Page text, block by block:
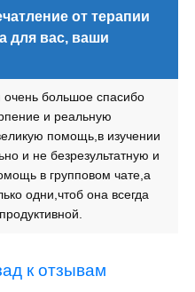
от терапии
для вас, ваши
очень большое спасибо
и реальную
помощь,в изучении
и не безрезультатную и
в групповом чате,а
одни,чтоб она всегда
к отзывам